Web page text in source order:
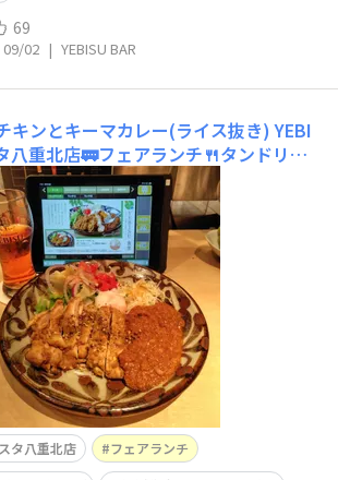
69
09/02 | YEBISU BAR
キンとキーマカレー(ライス抜き) YEBI
八重北店🚃フェアランチ🍴タンドリー
レーをライス抜きのおつまみで😋自分
ド＆アンバーなどと共に🍺
タ八重北店
フェアランチ